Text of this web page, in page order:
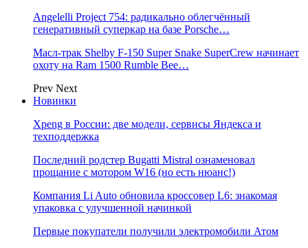
Angelelli Project 754: радикально облегчённый
генеративный суперкар на базе Porsche…
Масл-трак Shelby F-150 Super Snake SuperCrew начинает
охоту на Ram 1500 Rumble Bee…
Prev Next
Новинки
Xpeng в России: две модели, сервисы Яндекса и
техподдержка
Последний родстер Bugatti Mistral ознаменовал
прощание с мотором W16 (но есть нюанс!)
Компания Li Auto обновила кроссовер L6: знакомая
упаковка с улучшенной начинкой
Первые покупатели получили электромобили Атом